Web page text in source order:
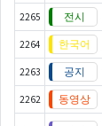
2265
2264
2263
2262